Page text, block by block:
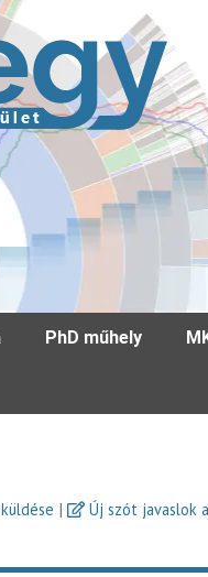
PhD műhely
| Új szót javaslok